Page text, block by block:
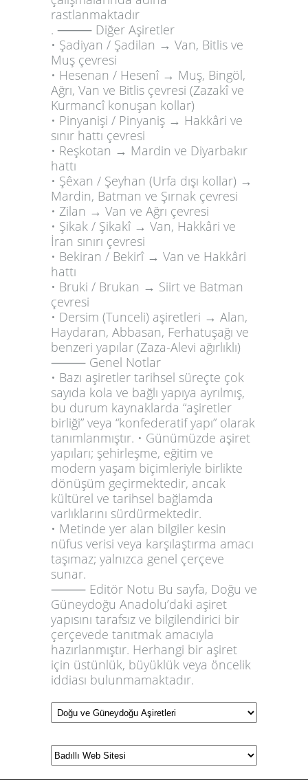
rastlanmaktadır
. ⸻ Diğer Aşiretler
• Şadiyan / Şadilan → Van, Bitlis ve
Muş çevresi
• Hesenan / Hesenî → Muş, Bingöl,
Ağrı, Van ve Bitlis çevresi (Zazakî ve
Kurmancî konuşan kollar)
• Pinyanişi / Pinyaniş → Hakkâri ve
sınır hattı çevresi
• Reşkotan → Mardin ve Diyarbakır
hattı
• Şêxan / Şeyhan (Urfa dışı kollar) →
Mardin, Batman ve Şırnak çevresi
• Zilan → Van ve Ağrı çevresi
• Şikak / Şikakî → Van, Hakkâri ve
İran sınırı çevresi
• Bekiran / Bekirî → Van ve Hakkâri
hattı
• Bruki / Brukan → Siirt ve Batman
çevresi
• Dersim (Tunceli) aşiretleri → Alan,
Haydaran, Abbasan, Ferhatuşağı ve
benzeri yapılar (Zaza-Alevi ağırlıklı)
⸻ Genel Notlar
• Bazı aşiretler tarihsel süreçte çok
sayıda kola ve bağlı yapıya ayrılmış,
bu durum kaynaklarda “aşiretler
birliği” veya “konfederatif yapı” olarak
tanımlanmıştır. • Günümüzde aşiret
yapıları; şehirleşme, eğitim ve
modern yaşam biçimleriyle birlikte
dönüşüm geçirmektedir, ancak
kültürel ve tarihsel bağlamda
varlıklarını sürdürmektedir.
• Metinde yer alan bilgiler kesin
nüfus verisi veya karşılaştırma amacı
taşımaz; yalnızca genel çerçeve
sunar.
⸻ Editör Notu Bu sayfa, Doğu ve
Güneydoğu Anadolu’daki aşiret
yapısını tarafsız ve bilgilendirici bir
çerçevede tanıtmak amacıyla
hazırlanmıştır. Herhangi bir aşiret
için üstünlük, büyüklük veya öncelik
iddiası bulunmamaktadır.